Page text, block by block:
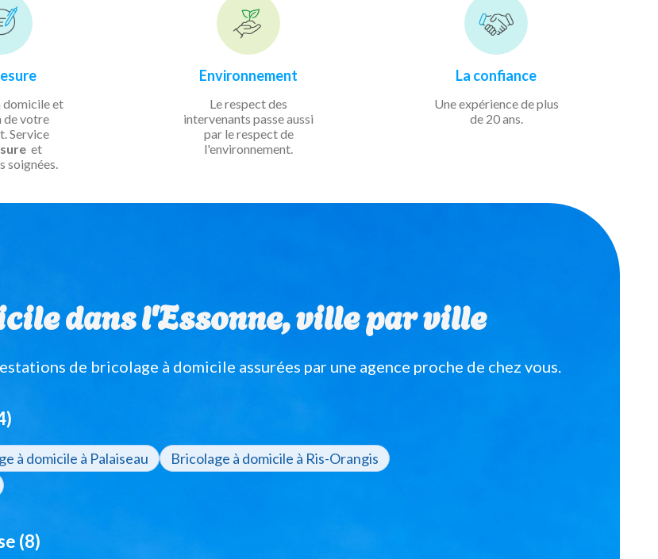
domicile et
de votre
Service
et
soignées.
Environnement
Le respect des
intervenants passe aussi
par le respect de
l'environnement.
La confiance
Une expérience deplus
de 20 ans.
dans l'Essonne, ville par ville
de bricolage à domicile assurées par une agence proche de chez vous.
à domicile à Palaiseau
Bricolage à domicile à Ris-Orangis
(8)